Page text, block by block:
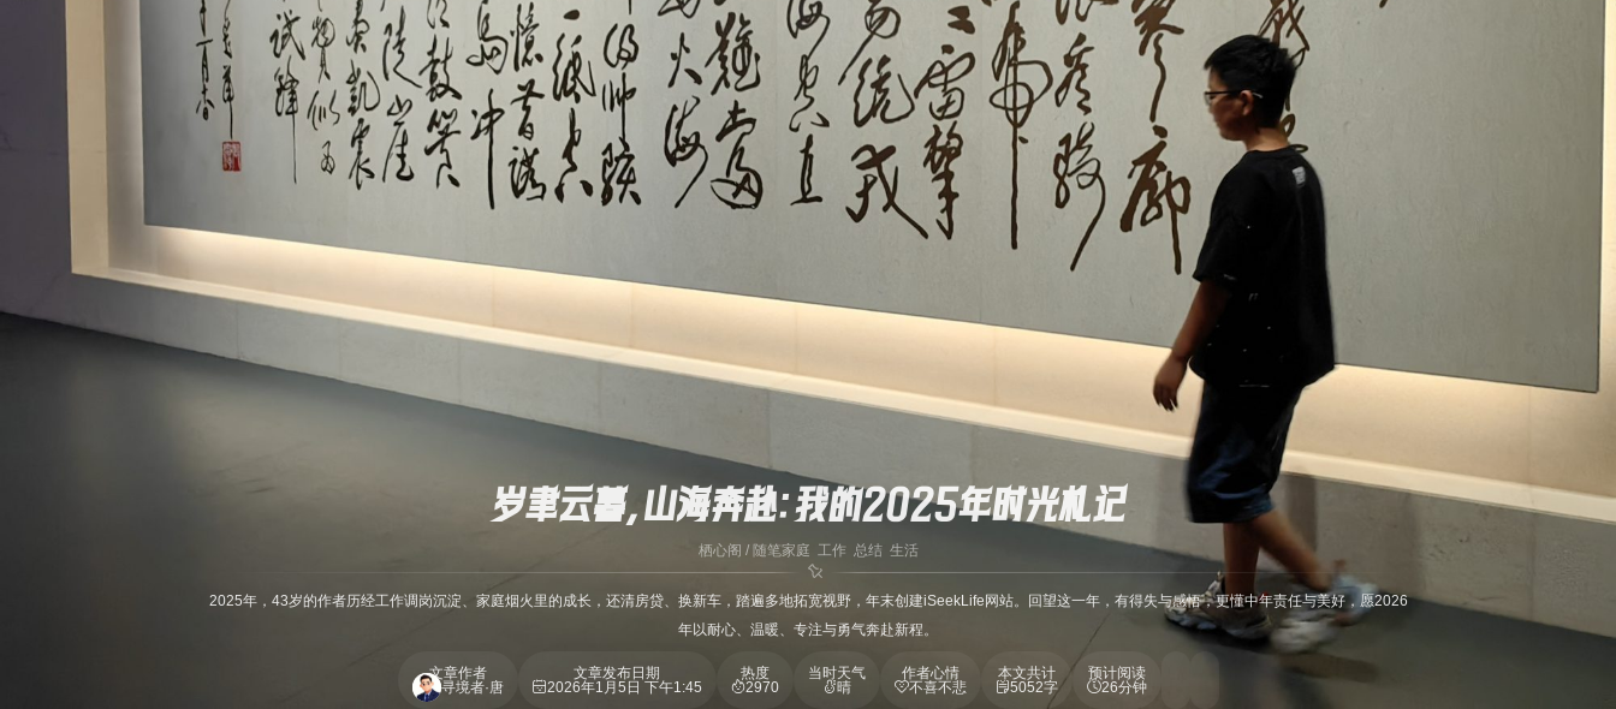
岁聿云暮，山海奔赴：我的2025年时光札记
栖心阁 / 随笔家庭 工作 总结 生活
2025年，43岁的作者历经工作调岗沉淀、家庭烟火里的成长，还清房贷、换新车，踏遍多地拓宽视野，年末创建iSeekLife网站。回望这一年，有得失与感悟，更懂中年责任与美好，愿2026
年以耐心、温暖、专注与勇气奔赴新程。
文章作者
寻境者·唐
文章发布日期
2026年1月5日 下午1:45
热度
2970
当时天气
晴
作者心情
不喜不悲
本文共计
5052字
预计阅读
26分钟